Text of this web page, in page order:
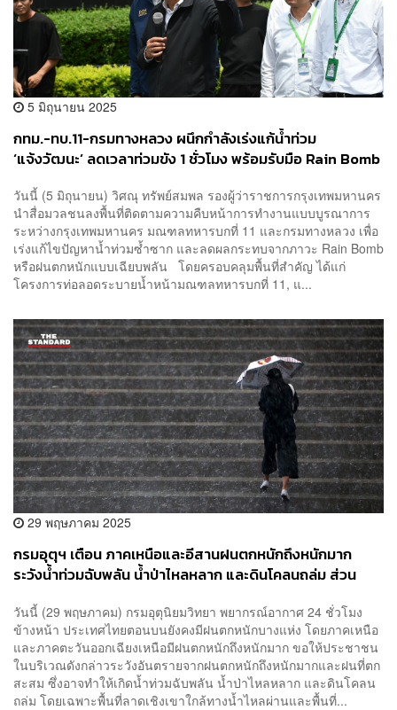
5 มิถุนายน 2025
กทม.-ทบ.11-กรมทางหลวง ผนึกกำลังเร่งแก้น้ำท่วม
‘แจ้งวัฒนะ’ ลดเวลาท่วมขัง 1 ชั่วโมง พร้อมรับมือ Rain Bomb
วันนี้ (5 มิถุนายน) วิศณุ ทรัพย์สมพล รองผู้ว่าราชการกรุงเทพมหานคร
นำสื่อมวลชนลงพื้นที่ติดตามความคืบหน้าการทำงานแบบบูรณาการ
ระหว่างกรุงเทพมหานคร มณฑลทหารบกที่ 11 และกรมทางหลวง เพื่อ
เร่งแก้ไขปัญหาน้ำท่วมซ้ำซาก และลดผลกระทบจากภาวะ Rain Bomb
หรือฝนตกหนักแบบเฉียบพลัน โดยครอบคลุมพื้นที่สำคัญ ได้แก่
โครงการท่อลอดระบายน้ำหน้ามณฑลทหารบกที่ 11, แ...
29 พฤษภาคม 2025
กรมอุตุฯ เตือน ภาคเหนือและอีสานฝนตกหนักถึงหนักมาก
ระวังน้ำท่วมฉับพลัน น้ำป่าไหลหลาก และดินโคลนถล่ม ส่วน
วันนี้ (29 พฤษภาคม) กรมอุตุนิยมวิทยา พยากรณ์อากาศ 24 ชั่วโมง
ข้างหน้า ประเทศไทยตอนบนยังคงมีฝนตกหนักบางแห่ง โดยภาคเหนือ
และภาคตะวันออกเฉียงเหนือมีฝนตกหนักถึงหนักมาก ขอให้ประชาชน
ในบริเวณดังกล่าวระวังอันตรายจากฝนตกหนักถึงหนักมากและฝนที่ตก
สะสม ซึ่งอาจทำให้เกิดน้ำท่วมฉับพลัน น้ำป่าไหลหลาก และดินโคลน
ถล่ม โดยเฉพาะพื้นที่ลาดเชิงเขาใกล้ทางน้ำไหลผ่านและพื้นที่...